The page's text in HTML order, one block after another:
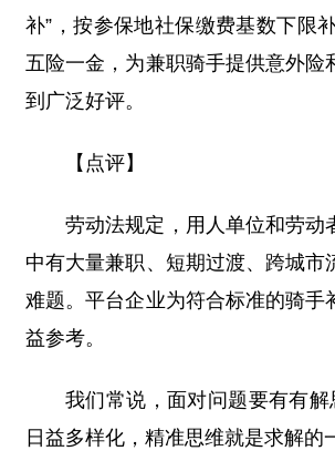
补”，按参保地社保缴费基数下限
五险一金，为兼职骑手提供意外
到广泛好评。
【点评】
劳动法规定，用人单位和劳
中有大量兼职、短期过渡、跨城
难题。平台企业为符合标准的骑
益参考。
我们常说，面对问题要有有解
日益多样化，精准思维就是求解的